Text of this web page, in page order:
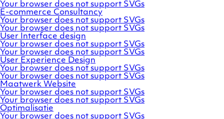
Your browser does not support SVGs
E-commerce Consultancy
Your browser does not support SVGs
Your browser does not support SVGs
User
Interface design
Your browser does not support SVGs
Your browser does not support SVGs
User Experience Design
Your browser does not support SVGs
Your browser does not support SVGs
Maatwerk Website
Your browser does not support SVGs
Your browser does not support SVGs
Optimalisatie
Your browser does not support SVGs